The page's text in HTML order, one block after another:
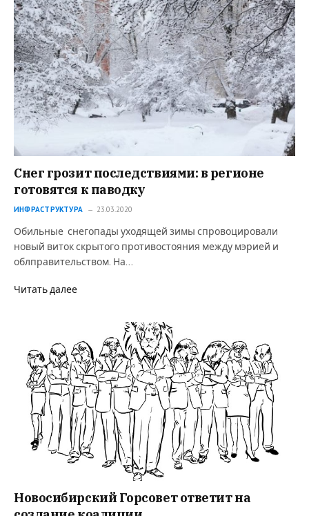
Снег грозит последствиями: в регионе
готовятся к паводку
ИНФРАСТРУКТУРА 23.03.2020
Обильные снегопады уходящей зимы спровоцировали
новый виток скрытого противостояния между мэрией и
облправительством. На…
Читать далее
Новосибирский Горсовет ответит на